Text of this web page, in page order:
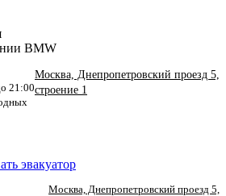
BMW
Москва, Днепропетровский проезд 5,
строение 1
21:00
эвакуатор
Москва, Днепропетровский проезд 5,